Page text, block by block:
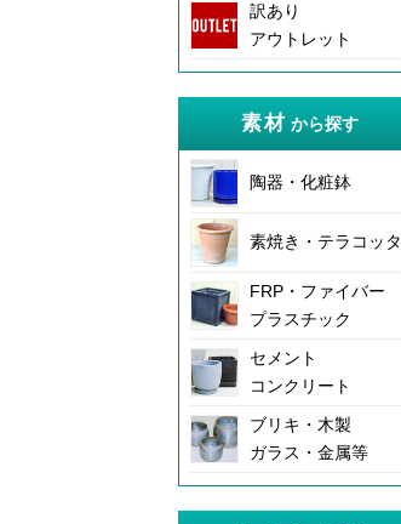
訳あり
アウトレット
素材 から探す
陶器・化粧鉢
素焼き・テラコッタ
FRP・ファイバー
プラスチック
セメント
コンクリート
ブリキ・木製
ガラス・金属等